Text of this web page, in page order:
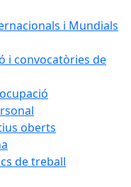
i Mundials
i convocatòries de
oberts
de treball